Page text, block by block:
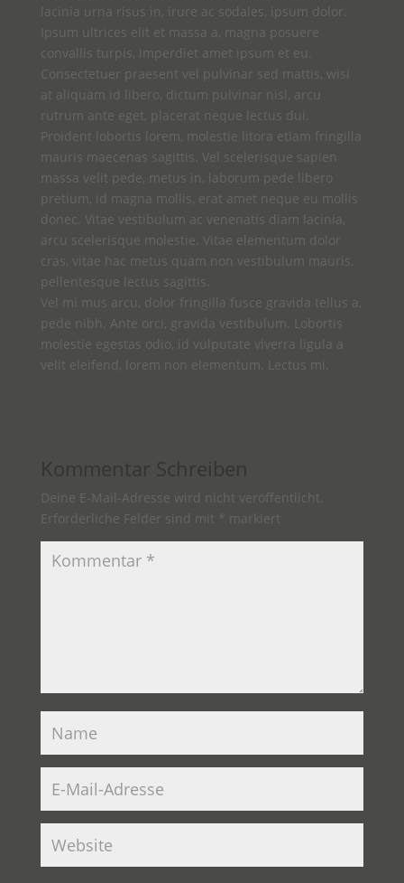
lacinia urna risus in, irure ac sodales, ipsum dolor.
Ipsum ultrices elit et massa a, magna posuere
convallis turpis, imperdiet amet ipsum et eu.
Consectetuer praesent vel pulvinar sed mattis, wisi
at aliquam id libero, dictum pulvinar nisl, arcu
rutrum ante eget, placerat neque lectus dui.
Proident lobortis lorem, molestie litora etiam fringilla
mauris maecenas sagittis. Vel scelerisque sapien
massa velit pede, metus in, laborum pede libero
pretium, id magna mollis, erat amet neque eu mollis
donec. Vitae vestibulum ac venenatis diam lacinia,
arcu scelerisque molestie. Vitae elementum dolor
cras, vitae hac metus quam non vestibulum mauris,
pellentesque lectus sagittis.
Vel mi mus arcu, dolor fringilla fusce gravida tellus a,
pede nibh. Ante orci, gravida vestibulum. Lobortis
molestie egestas odio, id vulputate viverra ligula a
velit eleifend, lorem non elementum. Lectus mi.
Kommentar Schreiben
Deine E-Mail-Adresse wird nicht veröffentlicht.
Erforderliche Felder sind mit * markiert